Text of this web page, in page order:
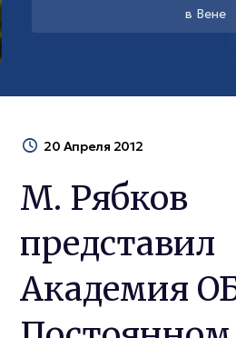
в Вене
20 Апреля 2012
М. Рябков
представил
Академия